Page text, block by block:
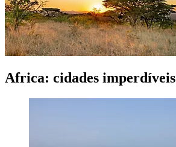
Africa: cidades imperdíveis